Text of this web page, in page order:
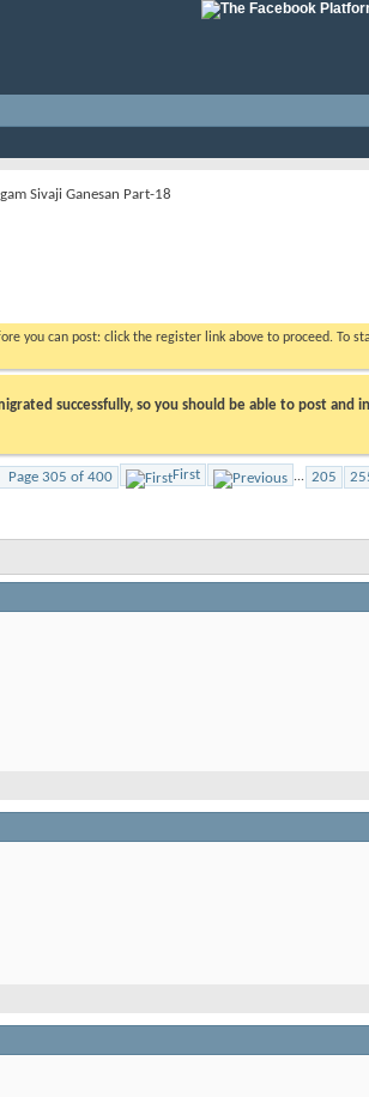
Sivaji Ganesan Part-18
you can post: click the register link above to proceed. To
successfully, so you should be able to post and
Page 305 of 400 First ... 205